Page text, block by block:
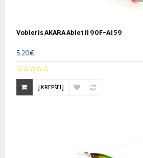
Vobleris AKARA Ablet II 90F-A159
5.20€
Į KREPŠELĮ